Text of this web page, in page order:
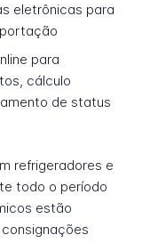
eletrônicas para
para
cálculo
de status
refrigeradores e
todo o período
estão